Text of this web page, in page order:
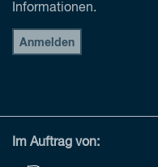
Informationen.
Anmelden
Im Auftrag von: